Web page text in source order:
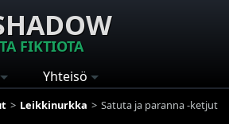
FIKTIOTA
Yhteisö
Leikkinurkka Satuta ja paranna -ketjut